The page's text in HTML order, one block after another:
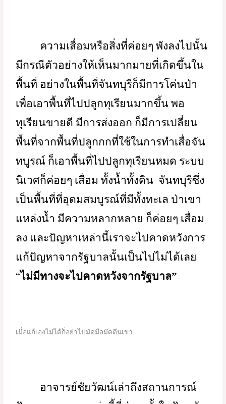
สภาพเหี่ยวเฉาจนกระทั่งนอนติดเตียง ขยับ
ไปไหนไม่ได้
ความเสื่อมหรือสิ่งที่ค่อยๆ พังลงไปนั้น
มีกรณีตัวอย่างให้เห็นมากมายที่เกิดขึ้นใน
พื้นที่ อย่างในพื้นที่จันทบุรีก็มีการโค่นป่า
เพื่อเอาพื้นที่ไปปลูกทุเรียนมากขึ้น พอ
ทุเรียนขายดี มีการส่งออก ก็มีการเปลี่ยน
พื้นที่จากพื้นที่ปลูกกกที่ใช้ในการทำเสื่อจัน
ทบูรณ์ ก็เอาพื้นที่ไปปลูกทุเรียนหมด ระบบ
นิเวศก็ค่อยๆ เสื่อม ทั้งน้ำทั้งดิน  จันทบุรีซึ่ง
เป็นพื้นที่ที่อุดมสมบูรณ์ที่มีทั้งทะเล ป่าเขา
แก้ปัญหาจากรัฐบาลนั้นเป็นไปไม่ได้เลย